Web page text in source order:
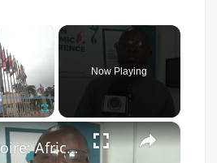
Fullscreen
Now Playing
×
Cote d'Ivoire: African Economic Conference focuses on development opportunities in multipolar world.